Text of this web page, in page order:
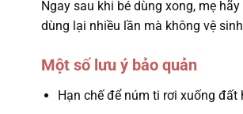
Ngay sau khi bé dùng xong, mẹ
dùng lại nhiều lần mà không vệ
Một số lưu ý bảo quản
Hạn chế để núm ti rơi xuống